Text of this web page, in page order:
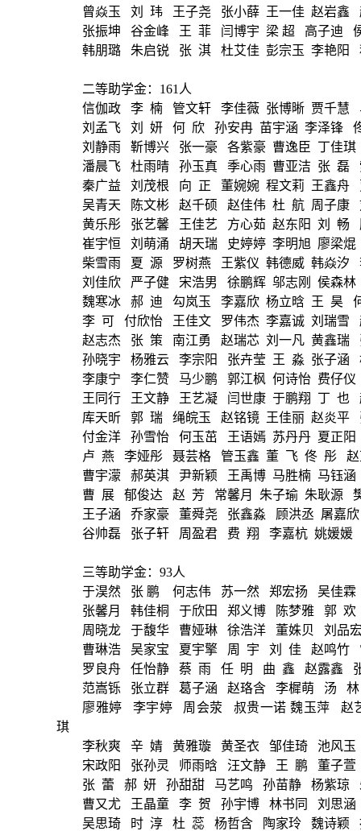
曾焱玉
刘 玮 王子尧 张小薛 王一佳 赵岩鑫
张振坤
谷金峰 王 菲 闫博宇 梁 超 高子迪
韩朋璐
朱启锐 张 淇 杜艾佳 彭宗玉 李艳阳
二等助学金： 161人
信伽政
李 楠 管文轩 李佳薇 张博晰 贾千慧
刘孟飞
刘 妍 何 欣 孙安冉 苗宇涵 李泽锋
刘静雨
靳博兴 张一豪 各紫豪 曹逸臣
丁佳琪
潘晨飞
杜雨晴 孙玉真 季心雨 曹亚洁 张 磊
秦广益
刘茂根 向 正 董婉婉 程文莉 王鑫舟
吴青天
陈文彬 赵千硕 赵佳伟 杜 航 周子康
黄乐彤
张艺馨 王佳艺 方心茹 赵东阳 刘 畅
崔宇恒
刘萌涌 胡天瑞 史婷婷 李明旭 廖梁焜
柴雪雨
夏 源 罗树燕 王紫仪 韩德威 韩焱汐
刘佳欣
严子健 宋浩男 徐鹏辉 邬志刚
侯森林
魏寒冰
郝 迪 勾岚玉 李嘉欣 杨立晗 王 昊
李 可 付欣怡 王佳文 罗伟杰 李嘉诚 刘瑞雪
赵志杰
张 策 南江勇 赵瑞芯 刘一凡 黄鑫瑞
孙晓宇
杨雅云 李宗阳 张卉莹 王 淼 张子涵
李康宁
李仁赞 马少鹏 郭江枫 何诗怡 费仔仪
王同行
王文静 王艺凝 闫世康 于鹏翔 丁 也
库天昕
郭 瑞 绳皖玉 赵铭镜 王佳丽 赵炎平
付金洋
孙雪怡 何玉茁 王语嫣 苏丹丹 夏正阳
卢 燕 李娅彤 聂芸格 管玉鑫 董 飞 佟 彤
曹宇濛
郝英淇 尹新颖 王禹博 马胜楠 马钰涵
曹 展 郁俊达 赵 芳 常馨月 朱子瑜 朱耿源
王子涵
乔家豪 董舜尧 张鑫淼 顾洪丞 屠嘉欣
谷帅磊
张子轩 周盈君 费 翔 李嘉杭 姚媛媛
三等助学金：93人
于淏然
张 鹏 何志伟 苏一然 郑宏扬
吴佳霖
张馨月
韩佳桐 于欣田 郑义博 陈梦雅 郭 欢
周晓龙
于馥华 曹娅琳 徐浩洋 董姝贝
刘品
曹琳浩
吴家宝 夏宇擎 周 宇 刘 佳 赵鸣竹
罗良舟
任怡静 蔡 雨 任 明 曲 鑫 赵露鑫
范嵩铄
张立群 葛子涵 赵珞含 李樨萌 汤
林
廖雅婷
李宇婷 周会荥 叔贵一诺 魏玉萍
赵
琪
李秋爽
辛 婧 黄雅璇 黄圣衣 邹佳琦
池风玉
宋政阳
张孙灵 师雨晗 汪文静 王 鹏
董子萱
张 蕾 郝 妍 孙甜甜 马艺鸣 孙苗静 杨紫琼
曹又尤
王晶童 李 贺 孙宇博 林书同
刘思涵
吴思琦
时 淳 杜 蕊 杨哲含 陶家玲 魏诗颖